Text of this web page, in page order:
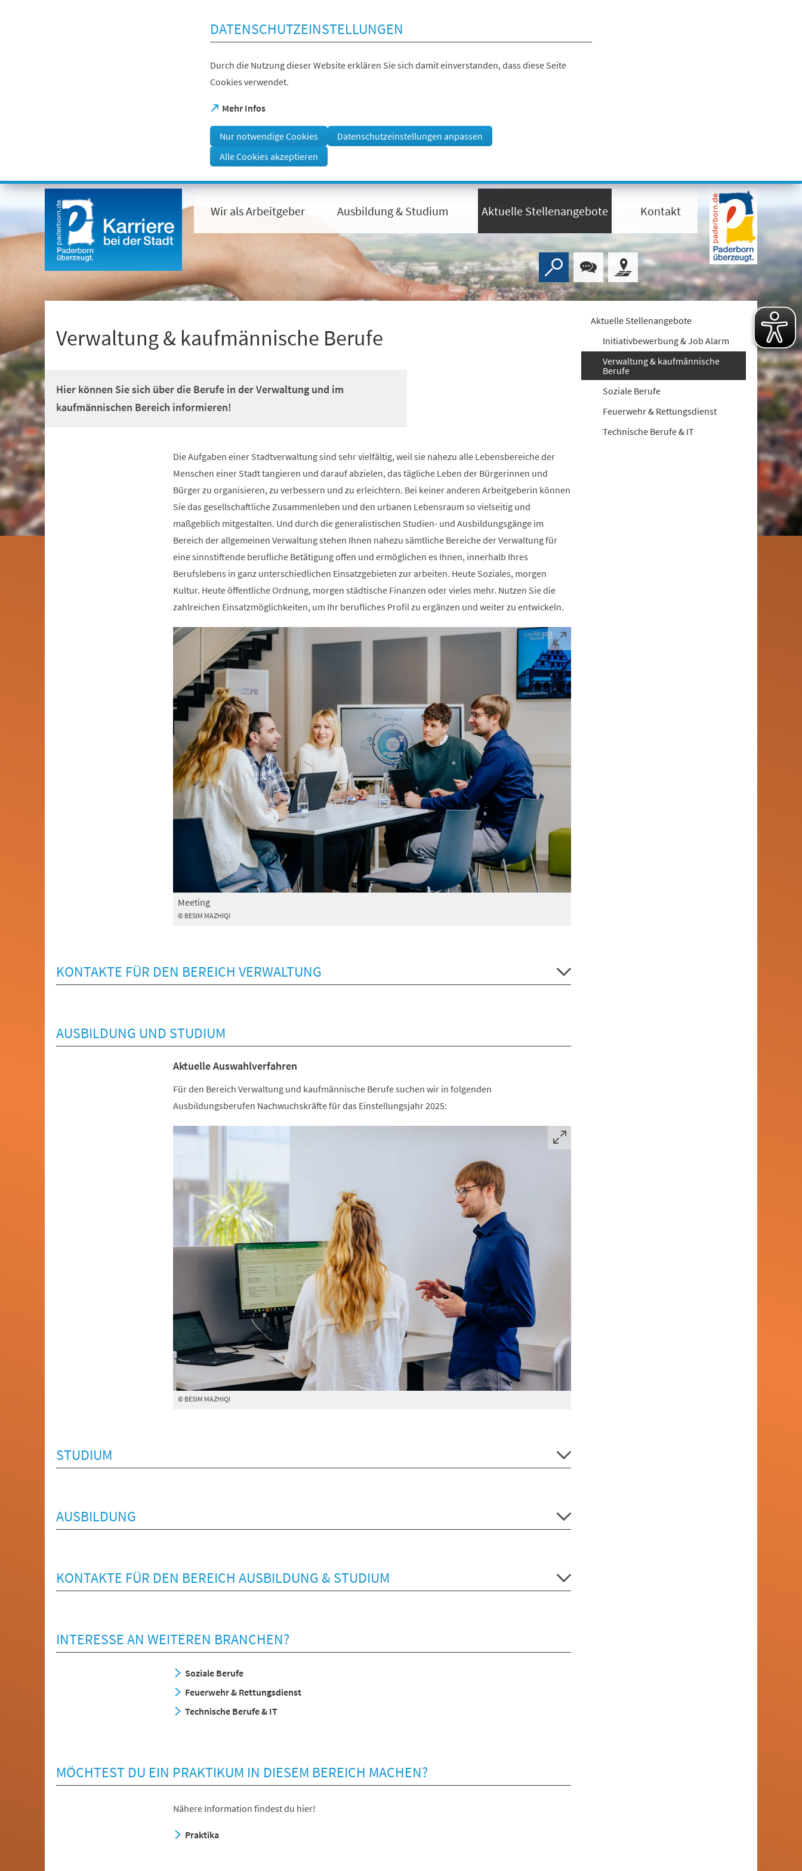
Visuelle
Assistenzsoftware
öffnen.
Tastatur
erreichbar
DATENSCHUTZEINSTELLUNGEN
Durch die Nutzung dieser Website erklären Sie sich damit einverstanden, dass diese Seite
Cookies verwendet.
Mehr Infos
(Öffnet
einem
neuen
Tab)
Nur notwendige Cookies
Datenschutzeinstellungen anpassen
Alle Cookies akzeptieren
Wir als Arbeitgeber Ausbildung & Studium Aktuelle Stellenangebote Kontakt
Verwaltung & kaufmännische Berufe
Hier können Sie sich über die Berufe in der Verwaltung und im
kaufmännischen Bereich informieren!
Die Aufgaben einer Stadtverwaltung sind sehr vielfältig, weil sie nahezu alle Lebensbereiche der
Menschen einer Stadt tangieren und darauf abzielen, das tägliche Leben der Bürgerinnen und
Bürger zu organisieren, zu verbessern und zu erleichtern. Bei keiner anderen Arbeitgeberin können
Sie das gesellschaftliche Zusammenleben und den urbanen Lebensraum so vielseitig und
maßgeblich mitgestalten. Und durch die generalistischen Studien- und Ausbildungsgänge im
Bereich der allgemeinen Verwaltung stehen Ihnen nahezu sämtliche Bereiche der Verwaltung für
eine sinnstiftende berufliche Betätigung offen und ermöglichen es Ihnen, innerhalb Ihres
Berufslebens in ganz unterschiedlichen Einsatzgebieten zur arbeiten. Heute Soziales, morgen
Kultur. Heute öffentliche Ordnung, morgen städtische Finanzen oder vieles mehr. Nutzen Sie die
zahlreichen Einsatzmöglichkeiten, um Ihr berufliches Profil zu ergänzen und weiter zu entwickeln.
© BESIM MAZHIQI
Meeting
KONTAKTE FÜR DEN BEREICH VERWALTUNG
AUSBILDUNG UND STUDIUM
Aktuelle Auswahlverfahren
Für den Bereich Verwaltung und kaufmännische Berufe suchen wir in folgenden
Ausbildungsberufen Nachwuchskräfte für das Einstellungsjahr 2025:
© BESIM MAZHIQI
STUDIUM
AUSBILDUNG
KONTAKTE FÜR DEN BEREICH AUSBILDUNG & STUDIUM
INTERESSE AN WEITEREN BRANCHEN?
Soziale Berufe
Feuerwehr & Rettungsdienst
Technische Berufe & IT
MÖCHTEST DU EIN PRAKTIKUM IN DIESEM BEREICH MACHEN?
Nähere Information findest du hier!
Praktika
Aktuelle Stellenangebote
Initiativbewerbung & Job Alarm
Verwaltung & kaufmännische
Berufe
Soziale Berufe
Feuerwehr & Rettungsdienst
Technische Berufe & IT